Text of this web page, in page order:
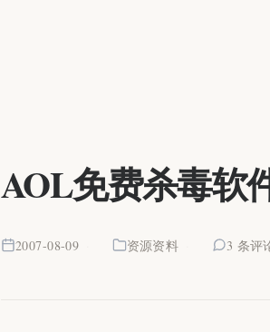
AOL免费杀毒软
2007-08-09 资源资料 3 条评